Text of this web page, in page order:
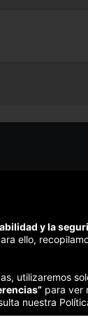
y la
ello,
utilizaremos
para ver
nuestra